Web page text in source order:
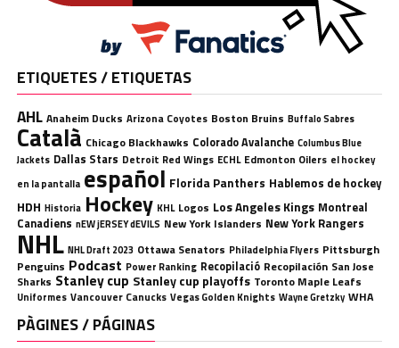
ETIQUETES / ETIQUETAS
AHL Anaheim Ducks Arizona Coyotes Boston Bruins Buffalo Sabres
Català Chicago Blackhawks Colorado Avalanche Columbus Blue
Jackets Dallas Stars Detroit Red Wings ECHL Edmonton Oilers el hockey
en la pantalla español Florida Panthers Hablemos de hockey
HDH Historia Hockey KHL Logos Los Angeles Kings Montreal
Canadiens nEW jERSEY dEVILS New York Islanders New York Rangers
NHL NHL Draft 2023 Ottawa Senators Philadelphia Flyers Pittsburgh
Penguins Podcast Power Ranking Recopilació Recopilación San Jose
Sharks Stanley cup Stanley cup playoffs Toronto Maple Leafs
Uniformes Vancouver Canucks Vegas Golden Knights Wayne Gretzky WHA
PÀGINES / PÁGINAS